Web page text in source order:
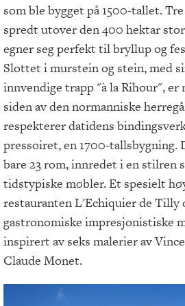
som ble bygget på 1500-tallet.
spredt utover den 400 hektar
egner seg perfekt til bryllup og
Slottet i murstein og stein, med
innvendige trapp "à la Rihour",
siden av den normanniske
respekterer datidens
pressoiret, en 1700-tallsbygning.
bare 23 rom, innredet i en stilren
tidstypiske møbler. Et spesielt
restauranten L'Echiquier de Tilly
gastronomiske impresjonistiske
inspirert av seks malerier av
Claude Monet.